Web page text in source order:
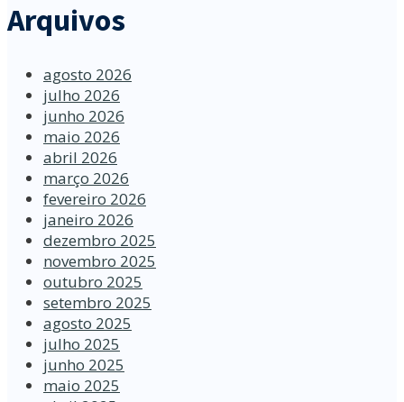
Arquivos
agosto 2026
julho 2026
junho 2026
maio 2026
abril 2026
março 2026
fevereiro 2026
janeiro 2026
dezembro 2025
novembro 2025
outubro 2025
setembro 2025
agosto 2025
julho 2025
junho 2025
maio 2025